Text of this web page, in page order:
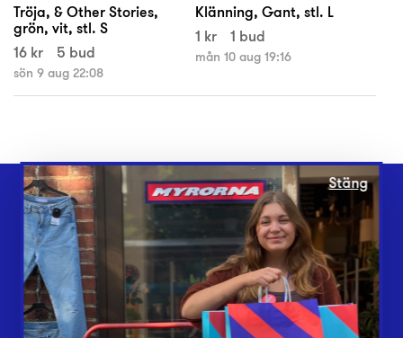
Tröja, & Other Stories,
grön, vit, stl. S
16 kr
5 bud
sön 9 aug 22:08
Klänning, Gant, stl. L
1 kr
1 bud
mån 10 aug 19:16
Webbshop
Butiker
Lämna in
Vårt överskott
Stäng